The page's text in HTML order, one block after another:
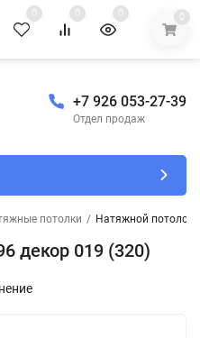
0 0 0 0
+7 926 053-27-39
Отдел продаж
потолки / Натяжной потолок
декор 019 (320)